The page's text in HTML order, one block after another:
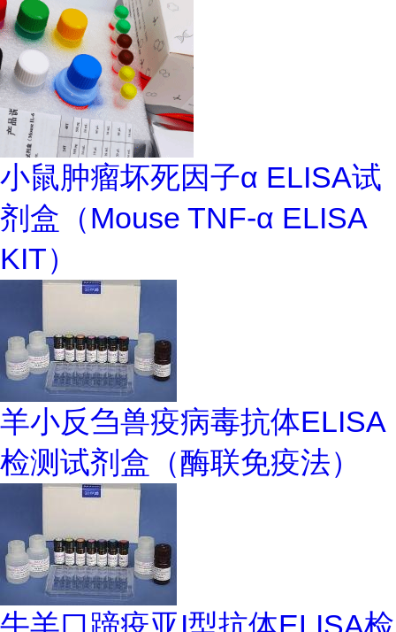
小鼠肿瘤坏死因子α ELISA试
剂盒（Mouse TNF-α ELISA
KIT）
羊小反刍兽疫病毒抗体ELISA
检测试剂盒（酶联免疫法）
牛羊口蹄疫亚I型抗体ELISA检